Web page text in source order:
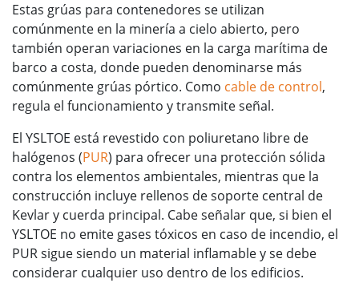
Estas grúas para contenedores se utilizan
comúnmente en la minería a cielo abierto, pero
también operan variaciones en la carga marítima de
barco a costa, donde pueden denominarse más
comúnmente grúas pórtico. Como cable de control,
regula el funcionamiento y transmite señal.
El YSLTOE está revestido con poliuretano libre de
halógenos (PUR) para ofrecer una protección sólida
contra los elementos ambientales, mientras que la
construcción incluye rellenos de soporte central de
Kevlar y cuerda principal. Cabe señalar que, si bien el
YSLTOE no emite gases tóxicos en caso de incendio, el
PUR sigue siendo un material inflamable y se debe
considerar cualquier uso dentro de los edificios.